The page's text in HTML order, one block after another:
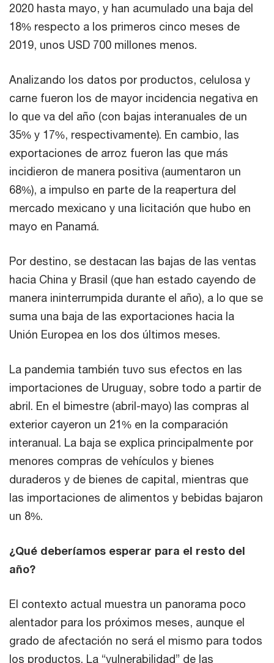
2020 hasta mayo, y han acumulado una baja del
18% respecto a los primeros cinco meses de
2019, unos USD 700 millones menos.
Analizando los datos por productos, celulosa y
carne fueron los de mayor incidencia negativa en
lo que va del año (con bajas interanuales de un
35% y 17%, respectivamente). En cambio, las
exportaciones de arroz fueron las que más
incidieron de manera positiva (aumentaron un
68%), a impulso en parte de la reapertura del
mercado mexicano y una licitación que hubo en
mayo en Panamá.
Por destino, se destacan las bajas de las ventas
hacia China y Brasil (que han estado cayendo de
manera ininterrumpida durante el año), a lo que se
suma una baja de las exportaciones hacia la
Unión Europea en los dos últimos meses.
La pandemia también tuvo sus efectos en las
importaciones de Uruguay, sobre todo a partir de
abril. En el bimestre (abril-mayo) las compras al
exterior cayeron un 21% en la comparación
interanual. La baja se explica principalmente por
menores compras de vehículos y bienes
duraderos y de bienes de capital, mientras que
las importaciones de alimentos y bebidas bajaron
un 8%.
¿Qué deberíamos esperar para el resto del
año?
El contexto actual muestra un panorama poco
alentador para los próximos meses, aunque el
grado de afectación no será el mismo para todos
los productos. La “vulnerabilidad” de las